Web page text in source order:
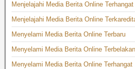
Menjelajahi Media Berita Online Terhangat
Menjelajahi Media Berita Online
Menyelami Media Berita Online Terbaru
Menyelami Media Berita Online
Menyelami Media Berita Online Terhangat